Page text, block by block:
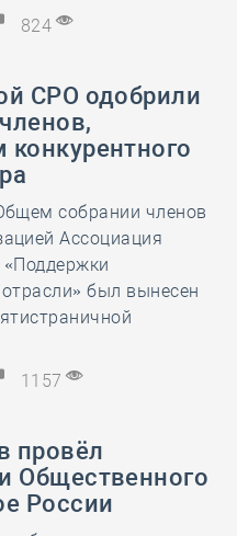
824
СРО одобрили
собрании членов
Ассоциация
«Поддержки
был вынесен
1157
провёл
Общественного
России